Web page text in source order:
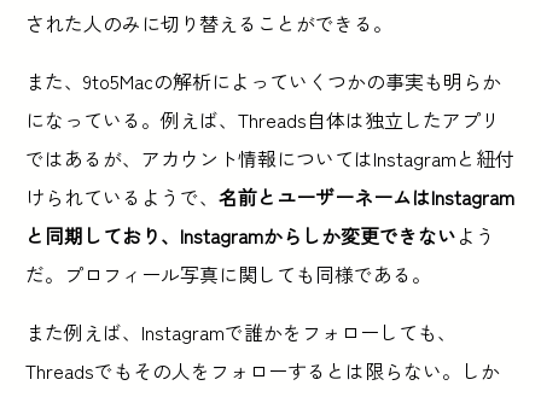
された人のみに切り替えることができる。
また、9to5Macの解析によっていくつかの事実も明らか
になっている。例えば、Threads自体は独立したアプリ
ではあるが、アカウント情報についてはInstagramと紐付
けられているようで、名前とユーザーネームはInstagram
と同期しており、Instagramからしか変更できないよう
だ。プロフィール写真に関しても同様である。
また例えば、Instagramで誰かをフォローしても、
Threadsでもその人をフォローするとは限らない。しか